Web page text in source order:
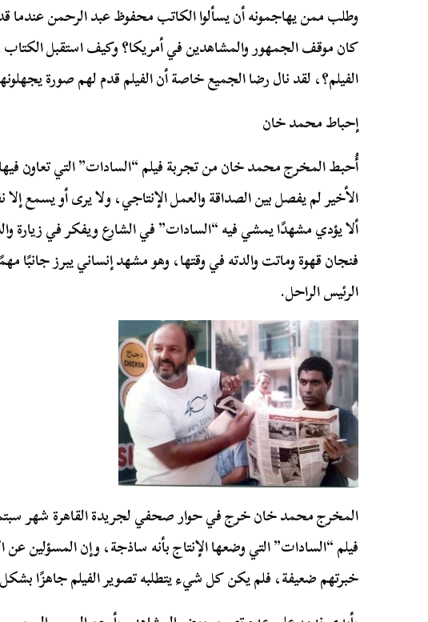
كان موقف الجمهور والمشاهدين في أمريكا؟ وكيف استقبل الكتاب
الفيلم؟، لقد نال رضا الجميع خاصة أن الفيلم قدم لهم صورة
إحباط محمد خان
أُحبط المخرج محمد خان من تجربة فيلم “السادات” التي تعاون
الأخير لم يفصل بين الصداقة والعمل الإنتاجي، ولا يرى أو يسمع
ألا يؤدي مشهدًا يمشي فيه “السادات” في الشارع ويفكر في زيارة
فنجان قهوة وماتت والدته في وقتها، وهو مشهد إنساني يبرز
الرئيس الراحل.
فيلم “السادات” التي وضعها الإنتاج بأنه ساذجة، وإن المسؤلين عن
خبرتهم ضعيفة، فلم يكن كل شيء يتطلبه تصوير الفيلم جاهزًا